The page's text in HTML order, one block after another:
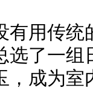
用传统
选了一
，成为室